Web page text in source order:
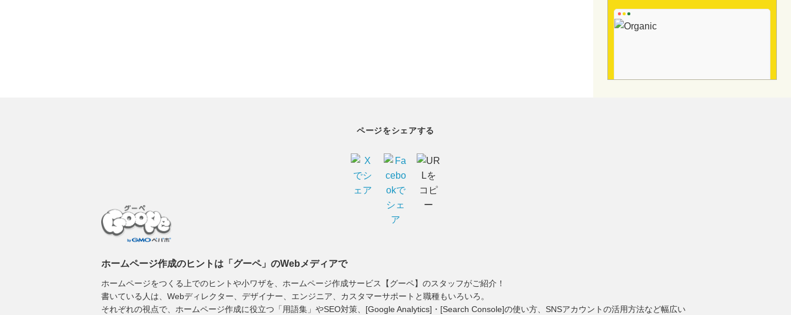
ページをシェアする
ホームページ作成のヒントは「グーペ」のWebメディアで
ホームページをつくる上でのヒントや小ワザを、ホームページ作成サービス【グーペ】のスタッフがご紹介！
書いている人は、Webディレクター、デザイナー、エンジニア、カスタマーサポートと職種もいろいろ。
それぞれの視点で、ホームページ作成に役立つ「用語集」やSEO対策、[Google Analytics]・[Search Console]の使い方、SNSアカウントの活用方法など幅広い